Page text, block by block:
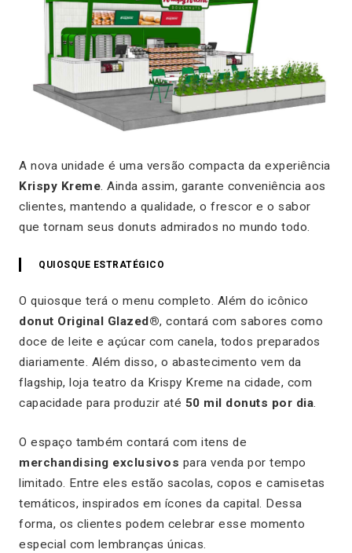
A nova unidade é uma versão compacta da experiência
Krispy Kreme. Ainda assim, garante conveniência aos
clientes, mantendo a qualidade, o frescor e o sabor
que tornam seus donuts admirados no mundo todo.
QUIOSQUE ESTRATÉGICO
O quiosque terá o menu completo. Além do icônico
donut Original Glazed®, contará com sabores como
doce de leite e açúcar com canela, todos preparados
diariamente. Além disso, o abastecimento vem da
flagship, loja teatro da Krispy Kreme na cidade, com
capacidade para produzir até 50 mil donuts por dia.
O espaço também contará com itens de
merchandising exclusivos para venda por tempo
limitado. Entre eles estão sacolas, copos e camisetas
temáticos, inspirados em ícones da capital. Dessa
forma, os clientes podem celebrar esse momento
especial com lembranças únicas.